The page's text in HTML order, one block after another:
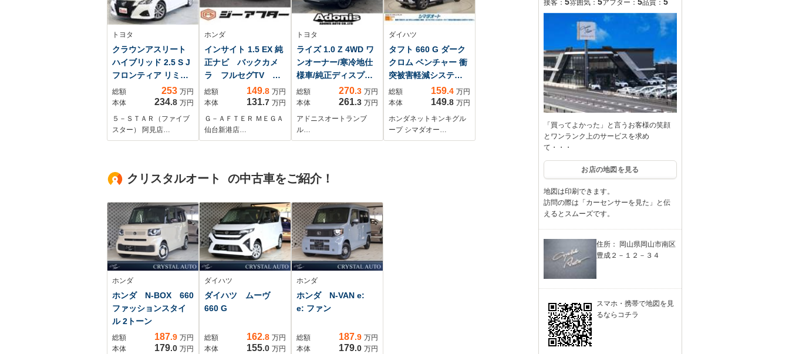
トヨタ
クラウンアスリート
ハイブリッド 2.5 S J
フロンティア リミテ
ッド 半革電動シート/
シートヒーター/トヨ
タセーフティセンスP/
レーダークルコン/ク
リアランスソナー/レ
ステアリングヒータ/
ラ/LEDオートライト
総額 253 万円
本体
234.8 万円
５－ＳＴＡＲ（ファイブ
スター） 阿見店…
ホンダ
インサイト 1.5 EX 純
正ナビ バックカメ
ラ フルセグTV ア
ダプティブクルーズ
コントロール シー
トヒーター 衝突軽
減ブレーキ パワー
シート ETC2.0
総額 149.8 万円
本体
131.7 万円
Ｇ－ＡＦＴＥＲ ＭＥＧＡ
仙台新港店…
トヨタ
ライズ 1.0 Z 4WD ワ
ンオーナー/寒冷地仕
様車/純正ディスプレ
ーオーディオ/全方位
カメラ/衝突被害軽減
ブレーキ/ETC/ドラレ
コ/社外マフラー/アッ
プサス/シートヒータ
総額 270.3 万円
本体
261.3 万円
アドニスオートランブ
ル…
ダイハツ
タフト 660 G ダーク
クロム ベンチャー 衝
突被害軽減システム
クリアランスソナ
ー 衝突軽減B スカ
イルーフ 電子パーキ
ング 前席シートヒー
ター スマートキー プ
総額 159.4 万円
本体
149.8 万円
ホンダネットキンキグル
ープ シマダオー…
クリスタルオート の中古車をご紹介！
ホンダ
ホンダ N-BOX 660
ファッションスタイ
ル 2トーン
総額 187.9 万円
本体
179.0 万円
ダイハツ
ダイハツ ムーヴ
660 G
総額 162.8 万円
本体
155.0 万円
ホンダ
ホンダ N-VAN e:
e: ファン
総額 187.9 万円
本体
179.0 万円
接客：
雰囲気： アフター： 品質：
「買ってよかった」と言うお客様の笑顔
とワンランク上のサービスを求め
て・・・
お店の地図を見る
地図は印刷できます。
訪問の際は「カーセンサーを見た」と伝
えるとスムーズです。
住所： 岡山県岡山市南区
豊成２－１２－３４
スマホ・携帯で地図を見
るならコチラ